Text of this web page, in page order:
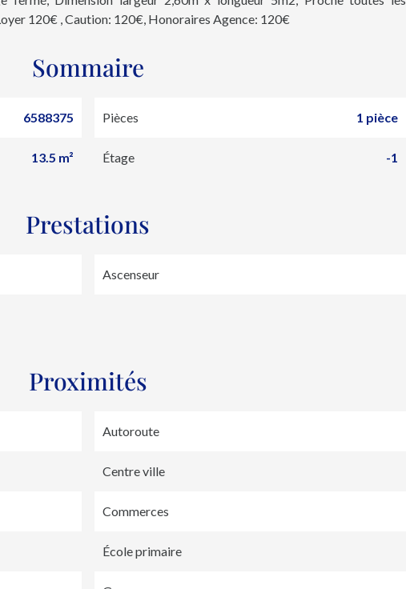
120€ , Caution: 120€, Honoraires Agence: 120€
Sommaire
6588375 Pièces 1 pièce
13.5 m² Étage -1
Prestations
Ascenseur
Proximités
Autoroute
Centre ville
Commerces
École primaire